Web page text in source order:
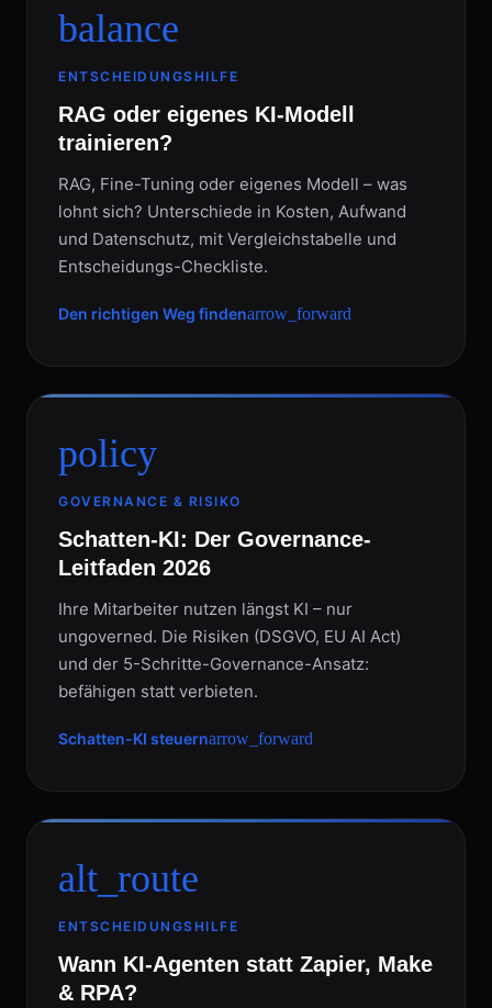
balance
ENTSCHEIDUNGSHILFE
RAG oder eigenes KI-Modell
trainieren?
RAG, Fine-Tuning oder eigenes Modell – was
lohnt sich? Unterschiede in Kosten, Aufwand
und Datenschutz, mit Vergleichstabelle und
Entscheidungs-Checkliste.
Den richtigen Weg findenarrow_forward
policy
GOVERNANCE & RISIKO
Schatten-KI: Der Governance-
Leitfaden 2026
Ihre Mitarbeiter nutzen längst KI – nur
ungoverned. Die Risiken (DSGVO, EU AI Act)
und der 5-Schritte-Governance-Ansatz:
befähigen statt verbieten.
Schatten-KI steuernarrow_forward
alt_route
ENTSCHEIDUNGSHILFE
Wann KI-Agenten statt Zapier, Make
& RPA?